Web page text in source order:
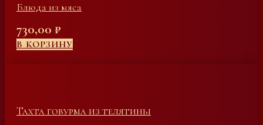
Блюда из мяса
730,00 ₽
В КОРЗИНУ
Тахта говурма из телятины